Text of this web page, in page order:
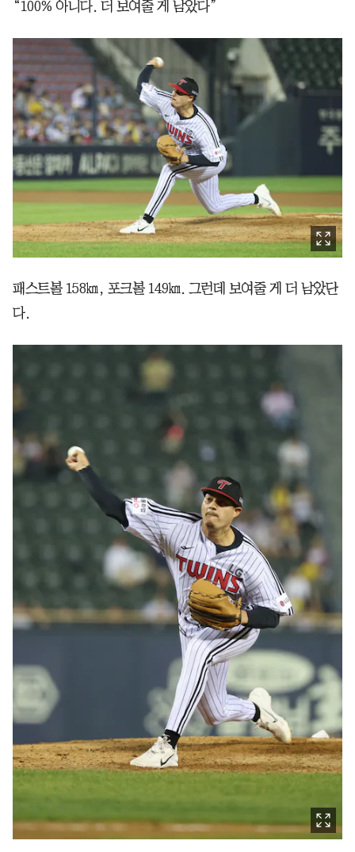
“100% 아니다. 더 보여줄 게 남았다”
패스트볼 158㎞, 포크볼 149㎞. 그런데 보여줄 게 더 남았단
다.